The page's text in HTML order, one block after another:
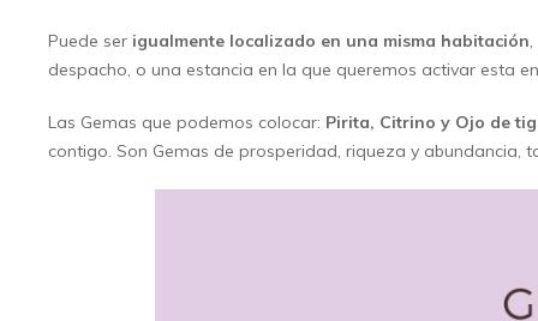
Puede ser igualmente localizado en una misma habitación
despacho, o una estancia en la que queremos activar esta
Las Gemas que podemos colocar: Pirita, Citrino y Ojo de
contigo. Son Gemas de prosperidad, riqueza y abundancia,